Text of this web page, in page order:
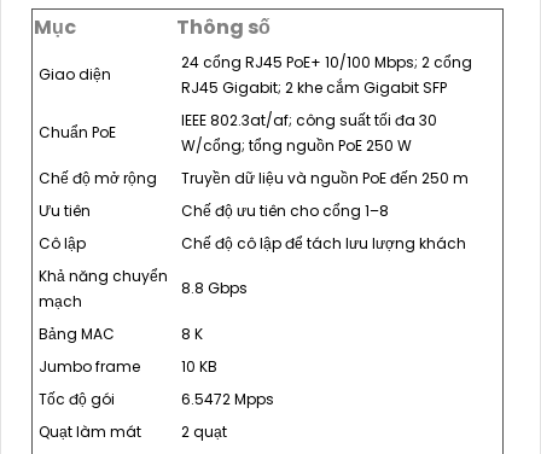
Mục Thông số
Giao diện
24 cổng RJ45 PoE+ 10/100 Mbps; 2 cổng
RJ45 Gigabit; 2 khe cắm Gigabit SFP
Chuẩn PoE
IEEE 802.3at/af; công suất tối đa 30
W/cổng; tổng nguồn PoE 250 W
Chế độ mở rộng
Truyền dữ liệu và nguồn PoE đến 250 m
Ưu tiên
Chế độ ưu tiên cho cổng 1–8
Cô lập
Chế độ cô lập để tách lưu lượng khách
Khả năng chuyển
mạch
8.8 Gbps
Bảng MAC
8 K
Jumbo frame
10 KB
Tốc độ gói
6.5472 Mpps
Quạt làm mát
2 quạt